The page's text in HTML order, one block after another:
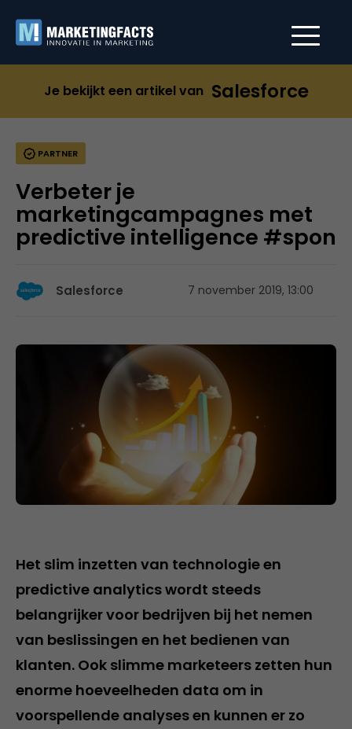
Je bekijkt een artikel van Salesforce
PARTNER
Verbeter je
marketingcampagnes met
predictive intelligence #spon
Salesforce 7 november 2019, 13:00
Het slim inzetten van technologie en
predictive analytics wordt steeds
belangrijker voor bedrijven bij het nemen
van beslissingen en het bedienen van
klanten. Ook slimme marketeers zetten hun
enorme hoeveelheden data om in
voorspellende analyses en kunnen er zo